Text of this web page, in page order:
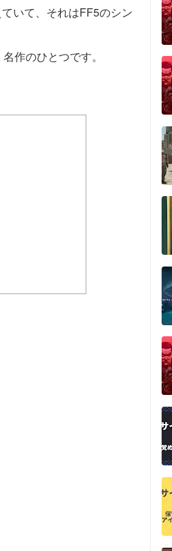
いて、それはFF5のシン
作のひとつです。